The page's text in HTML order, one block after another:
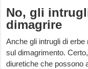
No, gli
dimagrire
Anche gli intrugli di
sul dimagrimento.
diuretiche che possono